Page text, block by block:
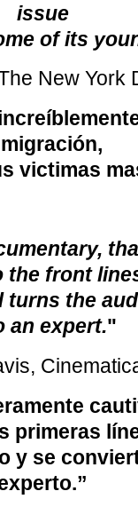
issue
of its
New York
victimas
front
the
an expert."
primeras
y se